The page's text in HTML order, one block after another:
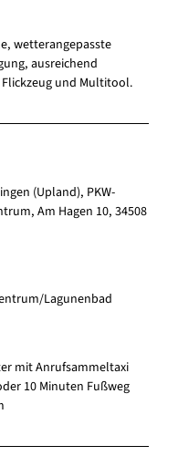
wetterangepasste
ausreichend
Flickzeug und Multitool.
(Upland), PKW-
Am Hagen 10, 34508
Lagunenbad
mit Anrufsammeltaxi
10 Minuten Fußweg